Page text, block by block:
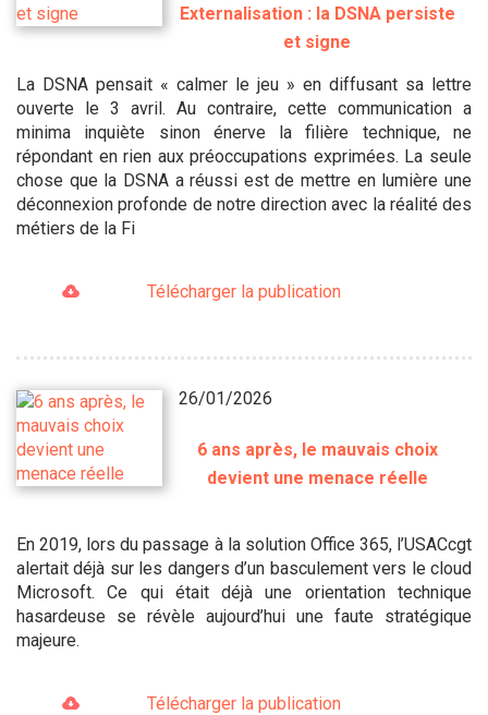
Externalisation : la DSNA persiste
et signe
La DSNA pensait « calmer le jeu » en diffusant sa lettre
ouverte le 3 avril. Au contraire, cette communication a
minima inquiète sinon énerve la filière technique, ne
répondant en rien aux préoccupations exprimées. La seule
chose que la DSNA a réussi est de mettre en lumière une
déconnexion profonde de notre direction avec la réalité des
métiers de la Fi
Télécharger la publication
26/01/2026
6 ans après, le mauvais choix
devient une menace réelle
En 2019, lors du passage à la solution Office 365, l’USACcgt
alertait déjà sur les dangers d’un basculement vers le cloud
Microsoft. Ce qui était déjà une orientation technique
hasardeuse se révèle aujourd’hui une faute stratégique
majeure.
Télécharger la publication